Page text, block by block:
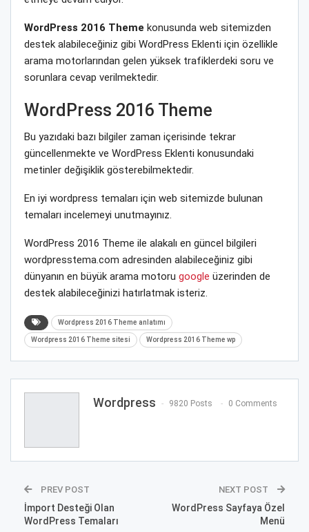
WordPress 2016 Theme konusunda web sitemizden
destek alabileceğiniz gibi WordPress Eklenti için özellikle
arama motorlarından gelen yüksek trafiklerdeki soru ve
sorunlara cevap verilmektedir.
WordPress 2016 Theme
Bu yazıdaki bazı bilgiler zaman içerisinde tekrar
güncellenmekte ve WordPress Eklenti konusundaki
metinler değişiklik gösterebilmektedir.
En iyi wordpress temaları için web sitemizde bulunan
temaları incelemeyi unutmayınız.
WordPress 2016 Theme ile alakalı en güncel bilgileri
wordpresstema.com adresinden alabileceğiniz gibi
dünyanın en büyük arama motoru google üzerinden de
destek alabileceğinizi hatırlatmak isteriz.
Wordpress 2016 Theme anlatımı
Wordpress 2016 Theme sitesi Wordpress 2016 Theme wp
Wordpress 9820 Posts 0 Comments
PREV POST
İmport Desteği Olan
WordPress Temaları
NEXT POST
WordPress Sayfaya Özel
Menü